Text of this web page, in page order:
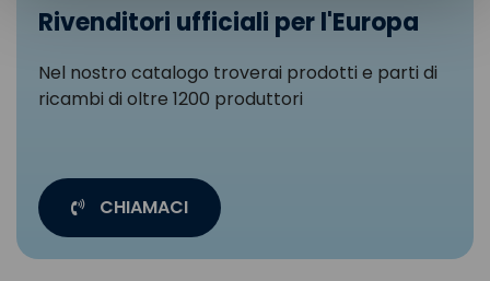
Rivenditori ufficiali per l'Europa
Nel nostro catalogo troverai prodotti e parti di
ricambi di oltre 1200 produttori
CHIAMACI